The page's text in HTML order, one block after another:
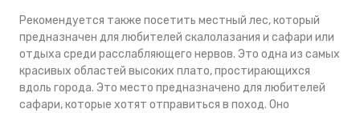
Рекомендуется также посетить местный лес, который
предназначен для любителей скалолазания и сафари или
отдыха среди расслабляющего нервов. Это одна из самых
красивых областей высоких плато, простирающихся
вдоль города. Это место предназначено для любителей
сафари, которые хотят отправиться в поход. Оно